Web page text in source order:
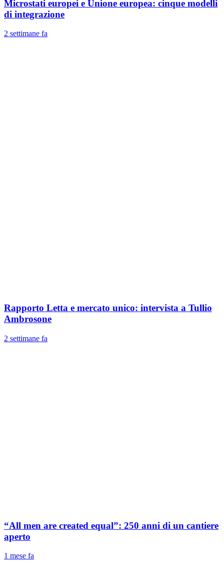
Microstati europei e Unione europea: cinque modelli
di integrazione
2 settimane fa
Rapporto Letta e mercato unico: intervista a Tullio
Ambrosone
2 settimane fa
“All men are created equal”: 250 anni di un cantiere
aperto
1 mese fa